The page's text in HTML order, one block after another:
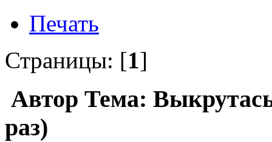
Печать
Страницы: [1]
Автор Тема:
раз)